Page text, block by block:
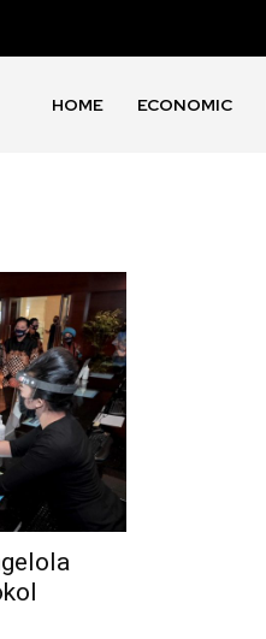
HOME ECONOMIC